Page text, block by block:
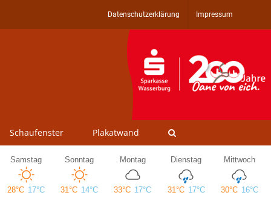
Datenschutzerklärung Impressum
Schaufenster Plakatwand